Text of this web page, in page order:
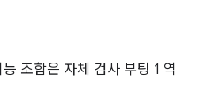
조합은 자체 검사 부팅 1 역